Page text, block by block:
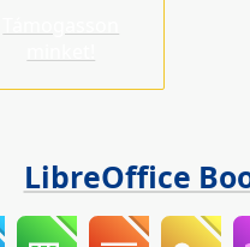
LibreOffice